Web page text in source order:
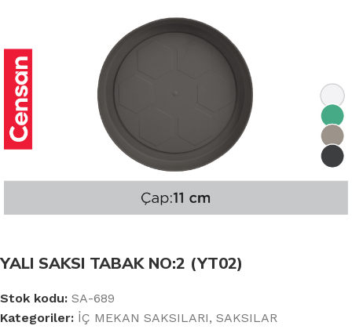
YALI SAKSI TABAK NO:2 (YT02)
Stok kodu: SA-689
Kategoriler: İÇ MEKAN SAKSILARI, SAKSILAR